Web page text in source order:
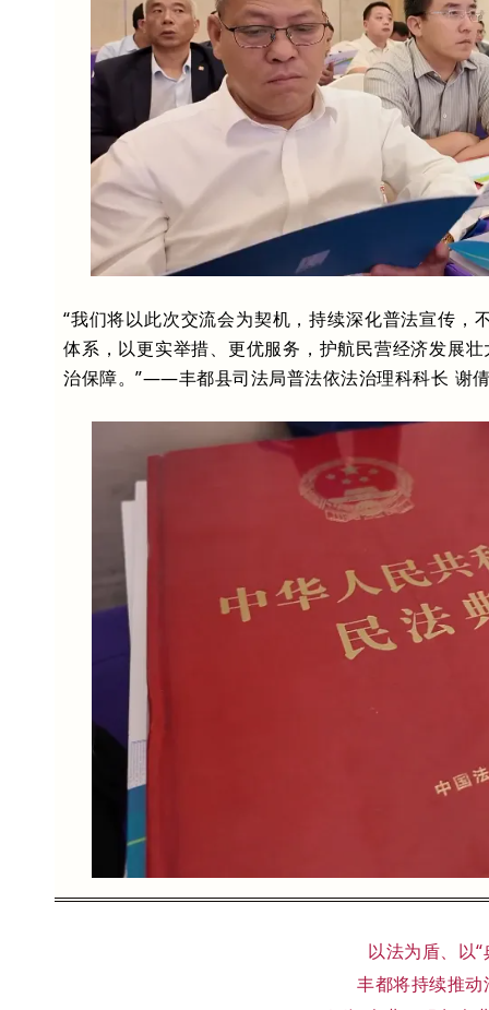
“我们将以此次交流会为契机，持续深化普法宣传，
体系，以更实举措、更优服务，护航民营经济发展
治保障。”——丰都县司法局普法依法治理科科长 谢
以法为盾、以“
丰都将持续推动